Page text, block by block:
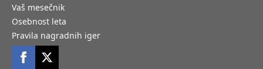
Vaš mesečnik
Osebnost leta
Pravila nagradnih iger